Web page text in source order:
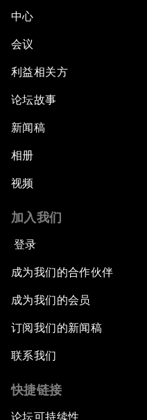
中心
会议
利益相关方
论坛故事
新闻稿
相册
视频
加入我们
登录
成为我们的合作伙伴
成为我们的会员
订阅我们的新闻稿
联系我们
快捷链接
论坛可持续性